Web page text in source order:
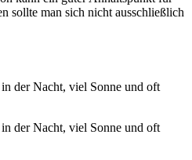
sollte man sich nicht ausschließlich
der Nacht, viel Sonne und oft
der Nacht, viel Sonne und oft